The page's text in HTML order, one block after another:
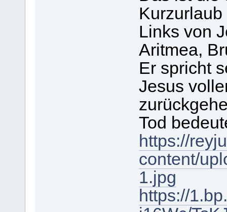
Links von
Aritmea,
Er spricht
Jesus
Tod
https://
content/
1.jpg
https://